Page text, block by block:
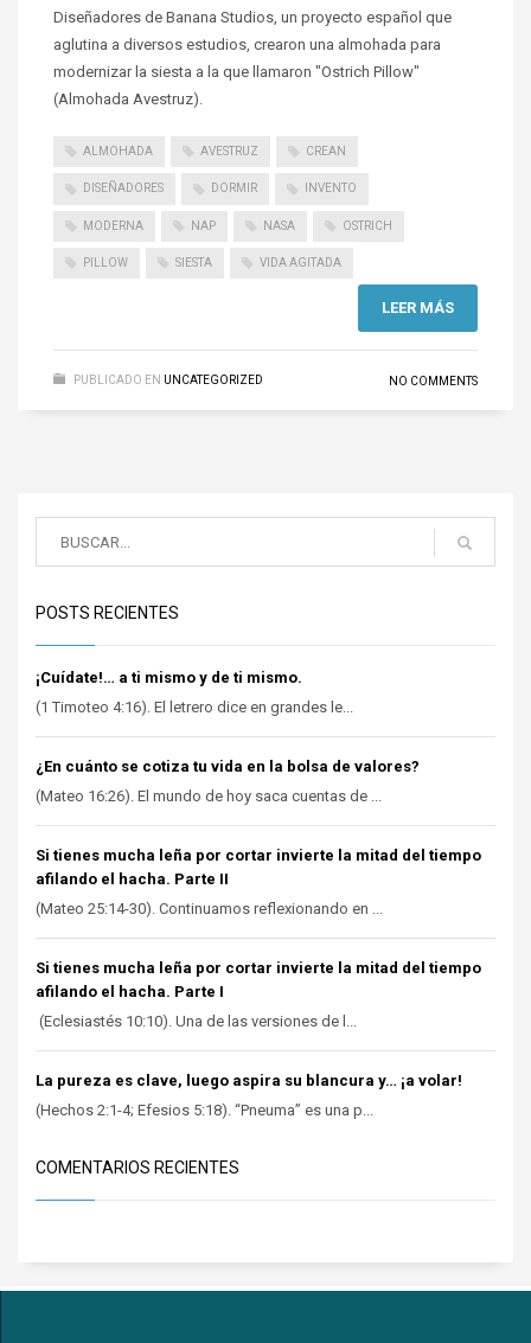
Diseñadores de Banana Studios, un proyecto español que
aglutina a diversos estudios, crearon una almohada para
modernizar la siesta a la que llamaron "Ostrich Pillow"
(Almohada Avestruz).
ALMOHADA AVESTRUZ CREAN
DISEÑADORES DORMIR INVENTO
MODERNA NAP NASA OSTRICH
PILLOW SIESTA VIDA AGITADA
LEER MÁS
PUBLICADO EN UNCATEGORIZED NO COMMENTS
POSTS RECIENTES
¡Cuídate!… a ti mismo y de ti mismo.
(1 Timoteo 4:16). El letrero dice en grandes le...
¿En cuánto se cotiza tu vida en la bolsa de valores?
(Mateo 16:26). El mundo de hoy saca cuentas de ...
Si tienes mucha leña por cortar invierte la mitad del tiempo
afilando el hacha. Parte II
(Mateo 25:14-30). Continuamos reflexionando en ...
Si tienes mucha leña por cortar invierte la mitad del tiempo
afilando el hacha. Parte I
(Eclesiastés 10:10). Una de las versiones de l...
La pureza es clave, luego aspira su blancura y… ¡a volar!
(Hechos 2:1-4; Efesios 5:18). “Pneuma” es una p...
COMENTARIOS RECIENTES